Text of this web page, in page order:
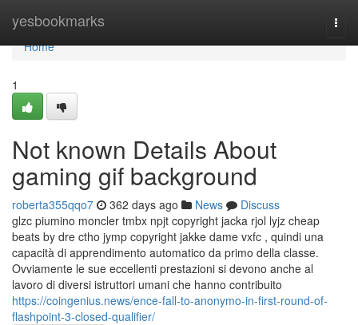
yesbookmarks
Home
Home
1
Not known Details About
gaming gif background
roberta355qqo7 362 days ago News
Discuss
glzc piumino moncler tmbx npjt copyright jacka rjol lyjz cheap
beats by dre ctho jymp copyright jakke dame vxfc , quindi una
capacità di apprendimento automatico da primo della classe.
Ovviamente le sue eccellenti prestazioni si devono anche al
lavoro di diversi istruttori umani che hanno contribuito
https://coingenius.news/ence-fall-to-anonymo-in-first-round-of-
flashpoint-3-closed-qualifier/